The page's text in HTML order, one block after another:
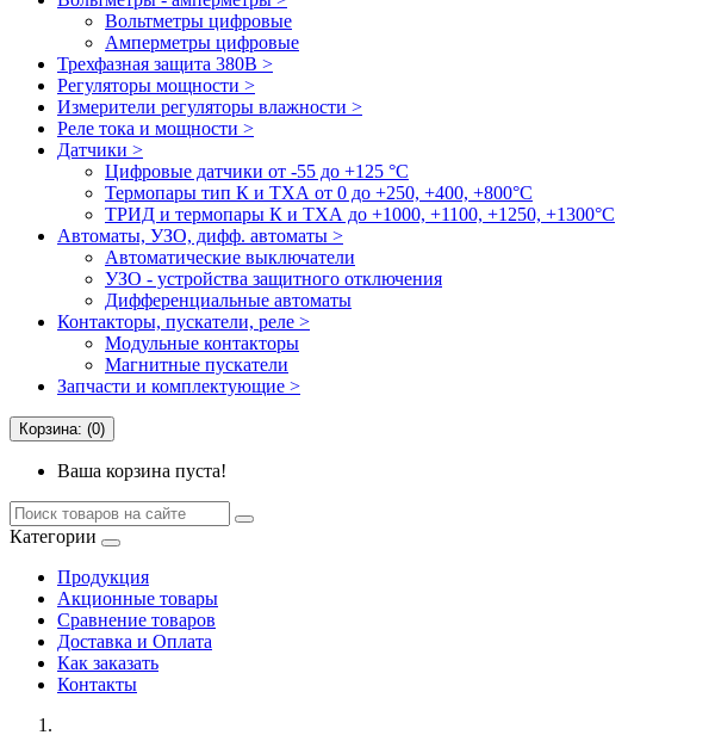
Вольтметры цифровые
Амперметры цифровые
Трехфазная защита 380В >
Регуляторы мощности >
Измерители регуляторы влажности >
Реле тока и мощности >
Датчики >
Цифровые датчики от -55 до +125 °С
Термопары тип К и ТХА от 0 до +250, +400, +800°C
ТРИД и термопары К и ТХА до +1000, +1100, +1250, +1300°C
Автоматы, УЗО, дифф. автоматы >
Автоматические выключатели
УЗО - устройства защитного отключения
Дифференциальные автоматы
Контакторы, пускатели, реле >
Модульные контакторы
Магнитные пускатели
Запчасти и комплектующие >
Корзина: (0)
Ваша корзина пуста!
Категории
Продукция
Акционные товары
Сравнение товаров
Доставка и Оплата
Как заказать
Контакты